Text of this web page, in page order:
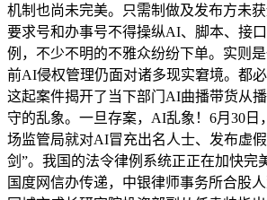
机制也尚未完美。只需制做及发布方未获
要求号和办事号不得操纵AI、脚本、接
例，不少不明的不雅众纷纷下单。实则
前AI侵权管理仍面对诸多现实窘境。都必
这起案件揭开了当下部门AI曲播带货从
守的乱象。一旦存案，AI乱象！6月30日
场监管局就对AI冒充出名人士、发布虚
剑”。我国的法令律例系统正正在加快完
国度网信办传递，中银律师事务所合股